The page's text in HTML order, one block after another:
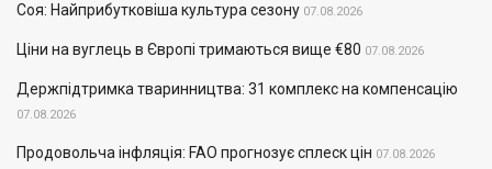
Соя: Найприбутковіша культура сезону 07.08.2026
Ціни на вуглець в Європі тримаються вище €80 07.08.2026
Держпідтримка тваринництва: 31 комплекс на компенсацію
07.08.2026
Продовольча інфляція: FAO прогнозує сплеск цін 07.08.2026